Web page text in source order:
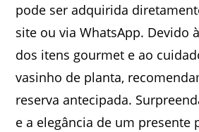
pode ser adquirida
site ou via WhatsApp. Devido
dos itens gourmet e ao
vasinho de planta,
reserva antecipada.
e a elegância de um presente